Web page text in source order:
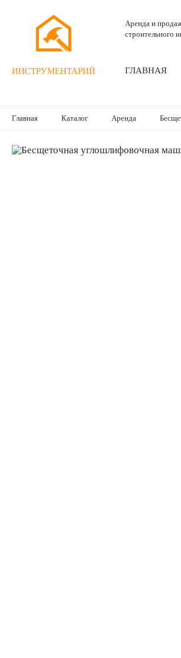
ИНСТРУМЕНТАРИЙ
Аренда и
строительного
ГЛАВНАЯ
Главная Каталог Аренда